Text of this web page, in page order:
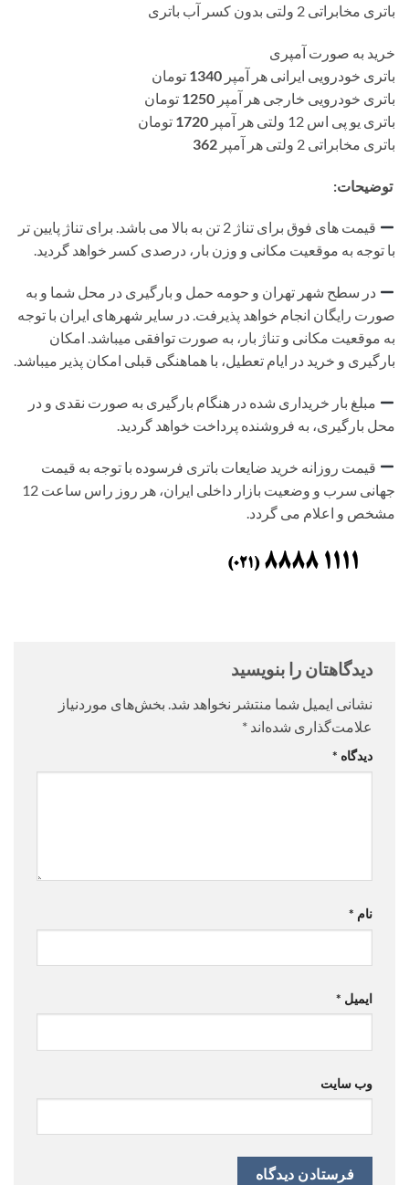
باتری مخابراتی 2 ولتی بدون کسر آب باتری
خرید به صورت آمپری
باتری خودرویی ایرانی هر آمپر 1340 تومان
باتری خودرویی خارجی هر آمپر 1250 تومان
باتری یو پی اس 12 ولتی هر آمپر
1720 تومان
باتری مخابراتی 2 ولتی هر آمپر
362
توضیحات:
قیمت های فوق برای تناژ 2 تن به بالا می باشد. برای تناژ پایین تر
با توجه به موقعیت مکانی و وزن بار، درصدی کسر خواهد گردید.
در سطح شهر تهران و حومه حمل و بارگیری در محل شما و به
صورت رایگان انجام خواهد پذیرفت. در سایر شهرهای ایران با توجه
به موقعیت مکانی و تناژ بار، به صورت توافقی میباشد. امکان
بارگیری و خرید در ایام تعطیل، با هماهنگی قبلی امکان پذیر میباشد.
مبلغ بار خریداری شده در هنگام بارگیری به صورت نقدی و در
محل بارگیری، به فروشنده پرداخت خواهد گردید.
قیمت روزانه خرید ضایعات باتری فرسوده با توجه به قیمت
جهانی سرب و وضعیت بازار داخلی ایران، هر روز راس ساعت 12
مشخص و اعلام می گردد.
دیدگاهتان را بنویسید
نشانی ایمیل شما منتشر نخواهد شد. بخش‌های موردنیاز
علامت‌گذاری شده‌اند *
دیدگاه *
نام *
ایمیل *
وب‌ سایت